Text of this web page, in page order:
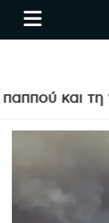
Skippolitic.gr
του και